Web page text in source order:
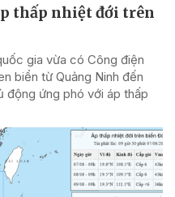
thấp nhiệt đới trên
gia vừa có Công điện
biển từ Quảng Ninh đến
động ứng phó với áp thấp